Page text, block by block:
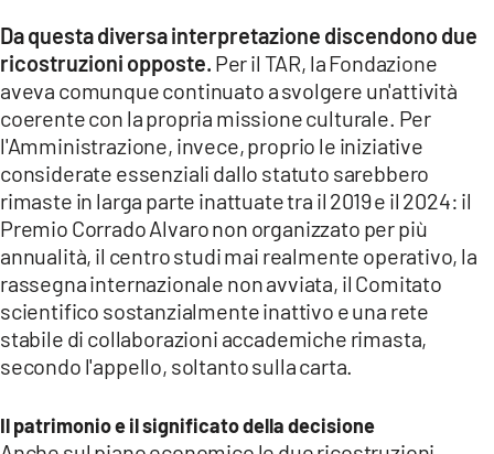
Da questa diversa interpretazione discendono due
ricostruzioni opposte. Per il TAR, la Fondazione
aveva comunque continuato a svolgere un'attività
coerente con la propria missione culturale. Per
l'Amministrazione, invece, proprio le iniziative
considerate essenziali dallo statuto sarebbero
rimaste in larga parte inattuate tra il 2019 e il 2024: il
Premio Corrado Alvaro non organizzato per più
annualità, il centro studi mai realmente operativo, la
rassegna internazionale non avviata, il Comitato
scientifico sostanzialmente inattivo e una rete
stabile di collaborazioni accademiche rimasta,
secondo l'appello, soltanto sulla carta.
Il patrimonio e il significato della decisione